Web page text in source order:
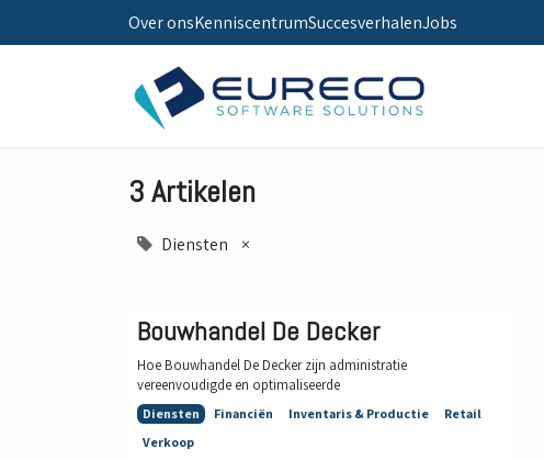
Over onsKenniscentrumSuccesverhalenJobs
3 Artikelen
Diensten ×
Bouwhandel De Decker
Hoe Bouwhandel De Decker zijn administratie
vereenvoudigde en optimaliseerde
Diensten Financiën Inventaris & Productie
Retail
Verkoop